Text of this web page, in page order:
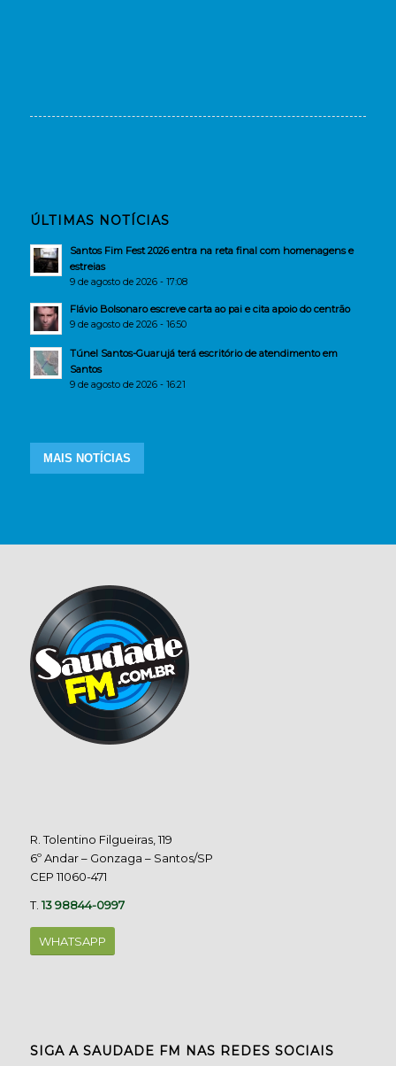
ÚLTIMAS NOTÍCIAS
Santos Fim Fest 2026 entra na reta final com homenagens e
estreias
9 de agosto de 2026 - 17:08
Flávio Bolsonaro escreve carta ao pai e cita apoio do centrão
9 de agosto de 2026 - 16:50
Túnel Santos-Guarujá terá escritório de atendimento em
Santos
9 de agosto de 2026 - 16:21
MAIS NOTÍCIAS
R. Tolentino Filgueiras, 119
6º Andar – Gonzaga – Santos/SP
CEP 11060-471
T.13 98844-0997
WHATSAPP
SIGA A SAUDADE FM NAS REDES SOCIAIS